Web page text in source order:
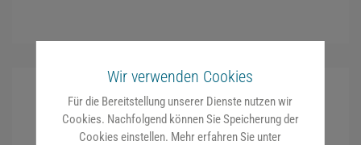
BR Netzwerk
Wir verwenden Cookies
Für die Bereitstellung unserer Dienste nutzen wir
Cookies. Nachfolgend können Sie Speicherung der
Cookies einstellen. Mehr erfahren Sie unter